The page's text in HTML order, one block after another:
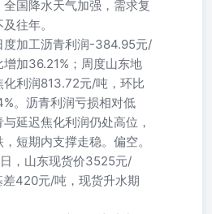
全国降水天气加强，需求复
往年。
度加工沥青利润-384.95元/
增加36.21%；周度山东地
化利润813.72元/吨，环比
。沥青利润亏损相对低
延迟焦化利润仍处高位，
短期内支撑走稳。偏空。
日，山东现货价3525元/
差420元/吨，现货升水期